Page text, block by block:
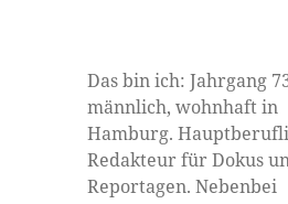
Das bin ich: Jahrgang
männlich, wohnhaft in
Hamburg.
Redakteur für Dokus
Reportagen. Nebenbei